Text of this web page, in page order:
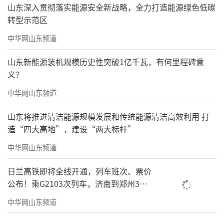
山东深入贯彻落实能源安全新战略，全力打造能源绿色低碳
转型示范区
中华网山东频道
山东新能源装机规模历史性突破1亿千瓦，有何里程碑意
义？
中华网山东频道
山东将推进清洁能源规模发展和传统能源清洁高效利用 打
造“四大高地”，建设“两大标杆”
中华网山东频道
日兰高铁即将全线开通，列车班次、票价
公布！乘G2103次列车，济南到郑州3小
时到达
中华网山东频道